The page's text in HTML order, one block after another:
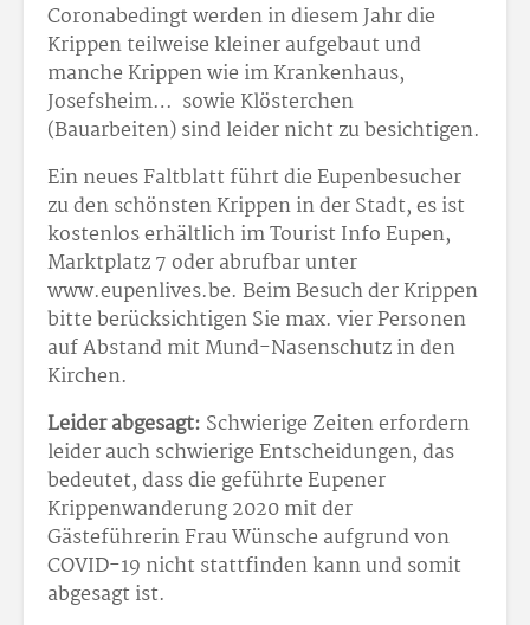
Coronabedingt werden in diesem Jahr die
Krippen teilweise kleiner aufgebaut und
manche Krippen wie im Krankenhaus,
Josefsheim… sowie Klösterchen
(Bauarbeiten) sind leider nicht zu besichtigen.
Ein neues Faltblatt führt die Eupenbesucher
zu den schönsten Krippen in der Stadt, es ist
kostenlos erhältlich im Tourist Info Eupen,
Marktplatz 7 oder abrufbar unter
www.eupenlives.be. Beim Besuch der Krippen
bitte berücksichtigen Sie max. vier Personen
auf Abstand mit Mund-Nasenschutz in den
Kirchen.
Leider abgesagt: Schwierige Zeiten erfordern
leider auch schwierige Entscheidungen, das
bedeutet, dass die geführte Eupener
Krippenwanderung 2020 mit der
Gästeführerin Frau Wünsche aufgrund von
COVID-19 nicht stattfinden kann und somit
abgesagt ist.